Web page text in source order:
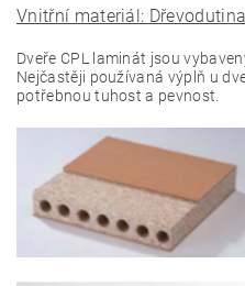
Vnitřní materiál: Dřevodutina
Dveře CPL laminát jsou
Nejčastěji používaná výplň u
potřebnou tuhost a pevnost.